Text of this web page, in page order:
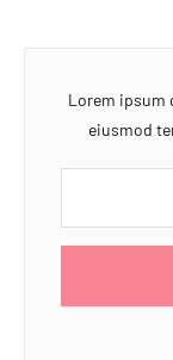
Lorem ipsum
eiusmod